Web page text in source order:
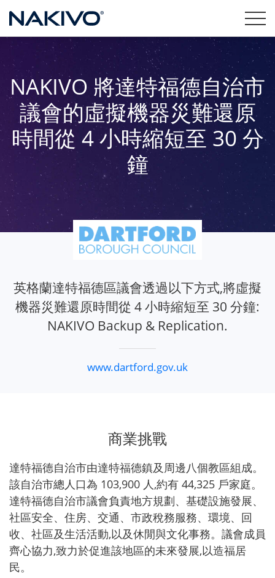
NAKIVO 將達特福德自治市
議會的虛擬機器災難還原
時間從 4 小時縮短至 30 分
鐘
英格蘭達特福德區議會透過以下方式,將虛擬
機器災難還原時間從 4 小時縮短至 30 分鐘:
NAKIVO Backup & Replication.
www.dartford.gov.uk
商業挑戰
達特福德自治市由達特福德鎮及周邊八個教區組成。
該自治市總人口為 103,900 人,約有 44,325 戶家庭。
達特福德自治市議會負責地方規劃、基礎設施發展、
社區安全、住房、交通、市政稅務服務、環境、回
收、社區及生活活動,以及休閒與文化事務。議會成員
齊心協力,致力於促進該地區的未來發展,以造福居
民。